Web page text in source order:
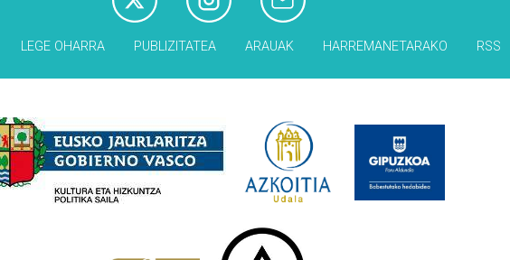
LEGE OHARRA PUBLIZITATEA ARAUAK HARREMANETARAKO RSS